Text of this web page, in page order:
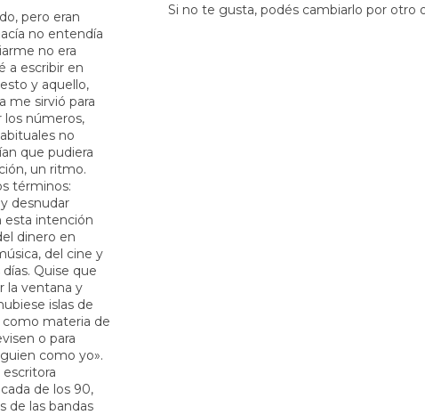
pero eran
no entendía
no era
a escribir en
y aquello,
me sirvió para
los números,
no
que pudiera
un ritmo.
términos:
desnudar
esta intención
dinero en
del cine y
Quise que
la ventana y
islas de
materia de
o para
como yo».
de los 90,
de las bandas
Si no te gusta, podés cambiarlo por otro